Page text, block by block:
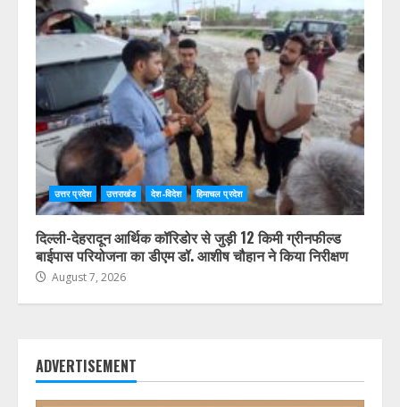
उत्तर प्रदेश उत्तराखंड देश-विदेश हिमाचल प्रदेश
दिल्ली-देहरादून आर्थिक कॉरिडोर से जुड़ी 12 किमी ग्रीनफील्ड
बाईपास परियोजना का डीएम डॉ. आशीष चौहान ने किया निरीक्षण
August 7, 2026
ADVERTISEMENT